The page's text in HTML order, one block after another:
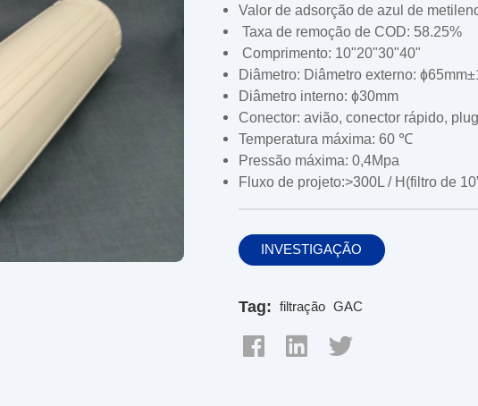
Valor de adsorção de azul de
Taxa de remoção de COD: 58.25%
Comprimento: 10"20"30"40"
Diâmetro: Diâmetro externo:
Diâmetro interno: ɸ30mm
Conector: avião, conector rápido,
Temperatura máxima: 60 ℃
Pressão máxima: 0,4Mpa
Fluxo de projeto:>300L / H(filtro de
INVESTIGAÇÃO
Tag: filtração GAC